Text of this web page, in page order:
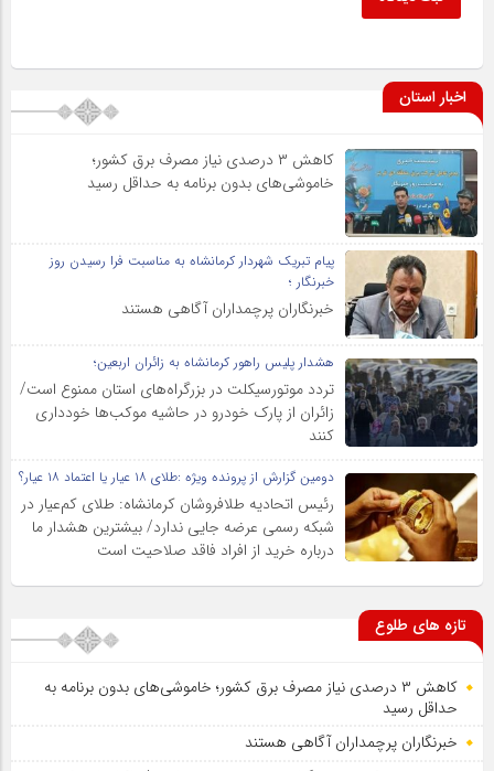
اخبار استان
کاهش ۳ درصدی نیاز مصرف برق کشور؛
خاموشی‌های بدون برنامه به حداقل رسید
پیام تبریک شهردار کرمانشاه به مناسبت فرا رسیدن روز
خبرنگار ؛
خبرنگاران پرچمداران آگاهی هستند
هشدار پلیس راهور کرمانشاه به زائران اربعین؛
تردد موتورسیکلت در بزرگراه‌های استان ممنوع است/
زائران از پارک خودرو در حاشیه موکب‌ها خودداری
کنند
دومین گزارش از پرونده ویژه :طلای ۱۸ عیار یا اعتماد ۱۸ عیار؟
رئیس اتحادیه طلافروشان کرمانشاه: طلای کم‌عیار در
شبکه رسمی عرضه جایی ندارد/ بیشترین هشدار ما
درباره خرید از افراد فاقد صلاحیت است
تازه های طلوع
کاهش ۳ درصدی نیاز مصرف برق کشور؛ خاموشی‌های بدون برنامه به
حداقل رسید
خبرنگاران پرچمداران آگاهی هستند